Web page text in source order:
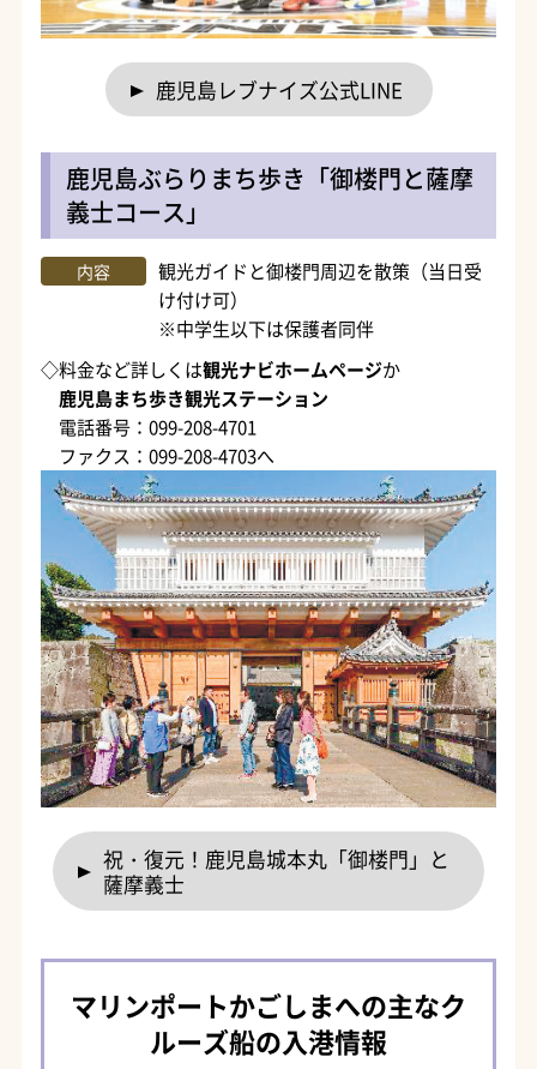
鹿児島レブナイズ公式LINE
鹿児島ぶらりまち歩き「御楼門と薩摩
義士コース」
内容
観光ガイドと御楼門周辺を散策（当日受
け付け可）
※中学生以下は保護者同伴
◇料金など詳しくは観光ナビホームページか
鹿児島まち歩き観光ステーション
電話番号：099-208-4701
ファクス：099-208-4703へ
祝・復元！鹿児島城本丸「御楼門」と
薩摩義士
マリンポートかごしまへの主なク
ルーズ船の入港情報